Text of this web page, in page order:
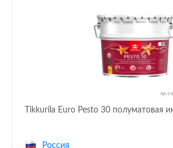
Tikkurila Euro Pesto 30 полуматовая
Россия